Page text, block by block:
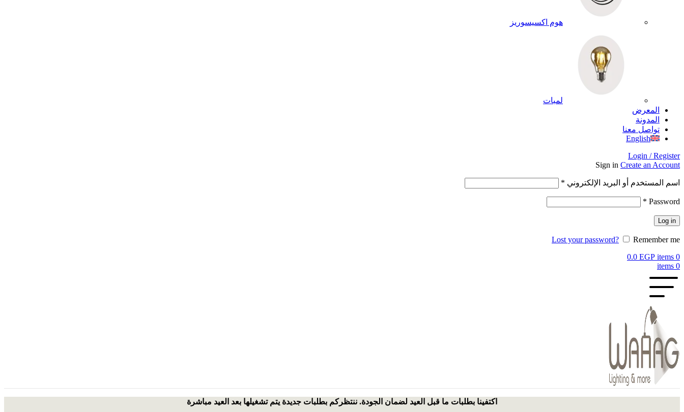
هوم اكسيسوريز
لمبات
المعرض
المدونة
تواصل معنا
English
Login / Register
Sign in Create an Account
اسم المستخدم أو البريد الإلكتروني *
Password
*
Log in
Lost your password?
Remember me
0
items
0.0 EGP
0
items
اكتفينا بطلبات ما قبل العيد لضمان الجودة. ننتظركم بطلبات جديدة يتم تشغيلها بعد العيد مباشرة